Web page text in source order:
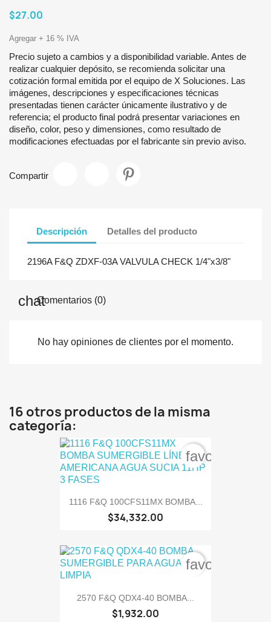
$27.00
Agregar + 16 % IVA
Precio sujeto a cambios y a disponibilidad variable. Antes de
realizar cualquier depósito, se recomienda solicitar una
cotización formal emitida por el equipo de X Soluciones. Las
imágenes, descripciones y especificaciones técnicas
presentadas tienen carácter únicamente ilustrativo y de
referencia; el producto final podrá presentar variaciones en
diseño, color, peso y dimensiones, como resultado de
modificaciones efectuadas por el fabricante sin previo aviso.
Compartir
Descripción Detalles del producto
2196A F&Q ZDXF-03A VALVULA CHECK 1/4"x3/8"
Comentarios (0)
No hay opiniones de clientes por el momento.
16 otros productos de la misma
categoría:
1116 F&Q 100CFS11MX BOMBA...
$34,332.00
2570 F&Q QDX4-40 BOMBA...
$1,932.00